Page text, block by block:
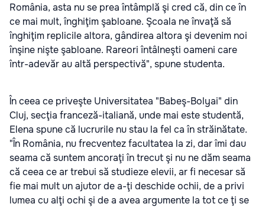
România, asta nu se prea întâmplă şi cred că, din ce în
ce mai mult, înghiţim şabloane. Şcoala ne învaţă să
înghiţim replicile altora, gândirea altora şi devenim noi
înşine nişte şabloane. Rareori întâlneşti oameni care
într-adevăr au altă perspectivă", spune studenta.
În ceea ce priveşte Universitatea "Babeş-Bolyai" din
Cluj, secţia franceză-italiană, unde mai este studentă,
Elena spune că lucrurile nu stau la fel ca în străinătate.
"În România, nu frecventez facultatea la zi, dar îmi dau
seama că suntem ancoraţi în trecut şi nu ne dăm seama
că ceea ce ar trebui să studieze elevii, ar fi necesar să
fie mai mult un ajutor de a-ţi deschide ochii, de a privi
lumea cu alţi ochi şi de a avea argumente la tot ce ţi se